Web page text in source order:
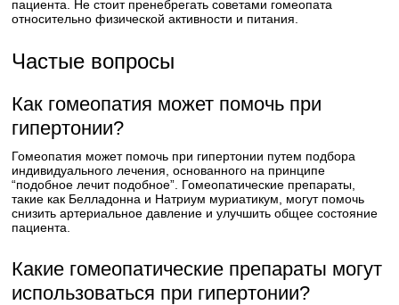
пациента. Не стоит пренебрегать советами гомеопата
относительно физической активности и питания.
Частые вопросы
Как гомеопатия может помочь при
гипертонии?
Гомеопатия может помочь при гипертонии путем подбора
индивидуального лечения, основанного на принципе
“подобное лечит подобное”. Гомеопатические препараты,
такие как Белладонна и Натриум муриатикум, могут помочь
снизить артериальное давление и улучшить общее состояние
пациента.
Какие гомеопатические препараты могут
использоваться при гипертонии?